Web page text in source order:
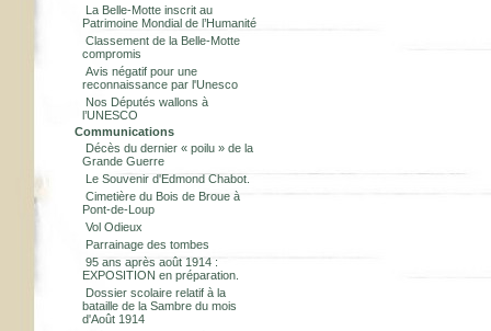
La Belle-Motte inscrit au
Patrimoine Mondial de l’Humanité
Classement de la Belle-Motte
compromis
Avis négatif pour une
reconnaissance par l'Unesco
Nos Députés wallons à
l’UNESCO
Communications
Décès du dernier « poilu » de la
Grande Guerre
Le Souvenir d'Edmond Chabot.
Cimetière du Bois de Broue à
Pont-de-Loup
Vol Odieux
Parrainage des tombes
95 ans après août 1914 :
EXPOSITION en préparation.
Dossier scolaire relatif à la
bataille de la Sambre du mois
d'Août 1914